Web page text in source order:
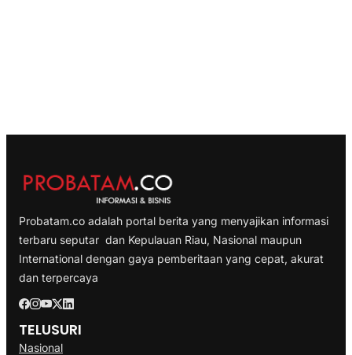
Probatam.co adalah portal berita yang menyajikan informasi
terbaru seputar dan Kepulauan Riau, Nasional maupun
International dengan gaya pemberitaan yang cepat, akurat
dan terpercaya
TELUSURI
Nasional